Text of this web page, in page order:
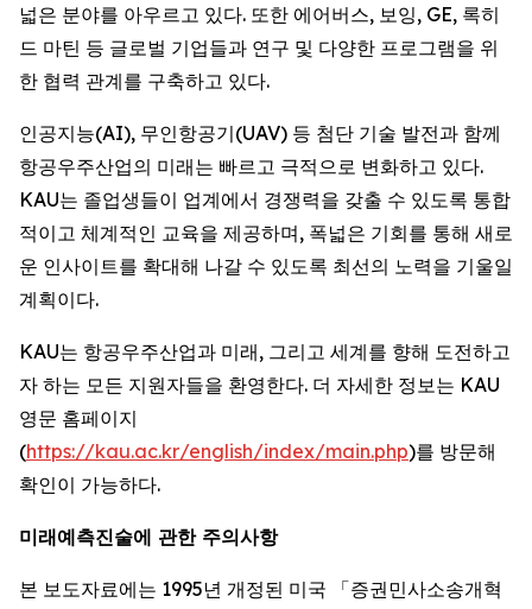
넓은 분야를 아우르고 있다. 또한 에어버스, 보잉, GE, 록히
드 마틴 등 글로벌 기업들과 연구 및 다양한 프로그램을 위
한 협력 관계를 구축하고 있다.
인공지능(AI), 무인항공기(UAV) 등 첨단 기술 발전과 함께
항공우주산업의 미래는 빠르고 극적으로 변화하고 있다.
KAU는 졸업생들이 업계에서 경쟁력을 갖출 수 있도록 통합
적이고 체계적인 교육을 제공하며, 폭넓은 기회를 통해 새로
운 인사이트를 확대해 나갈 수 있도록 최선의 노력을 기울일
계획이다.
KAU는 항공우주산업과 미래, 그리고 세계를 향해 도전하고
자 하는 모든 지원자들을 환영한다. 더 자세한 정보는 KAU
영문 홈페이지
(https://kau.ac.kr/english/index/main.php)를 방문해
확인이 가능하다.
미래예측진술에 관한 주의사항
본 보도자료에는 1995년 개정된 미국 「증권민사소송개혁